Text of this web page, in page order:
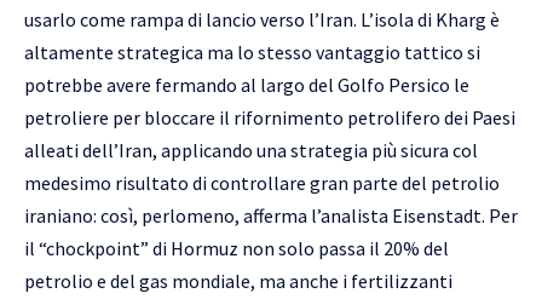
usarlo come rampa di lancio verso l’Iran. L’isola di Kharg è
altamente strategica ma lo stesso vantaggio tattico si
potrebbe avere fermando al largo del Golfo Persico le
petroliere per bloccare il rifornimento petrolifero dei Paesi
alleati dell’Iran, applicando una strategia più sicura col
medesimo risultato di controllare gran parte del petrolio
iraniano: così, perlomeno, afferma l’analista Eisenstadt. Per
il “chockpoint” di Hormuz non solo passa il 20% del
petrolio e del gas mondiale, ma anche i fertilizzanti